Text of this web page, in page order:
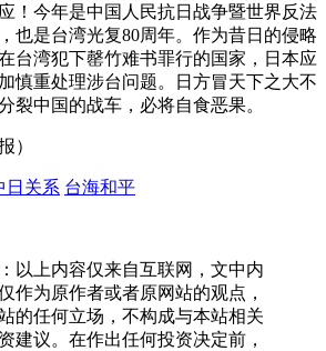
！今年是中国人民抗日战争暨世界反法
也是台湾光复80周年。作为昔日的侵略
台湾犯下罄竹难书罪行的国家，日本应
慎重处理涉台问题。日方冒天下之大不
裂中国的战车，必将自食恶果。
）
日关系 台海和平
以上内容仅来自互联网，文中内
作为原作者或者原网站的观点，
的任何立场，不构成与本站相关
建议。在作出任何投资决定前，